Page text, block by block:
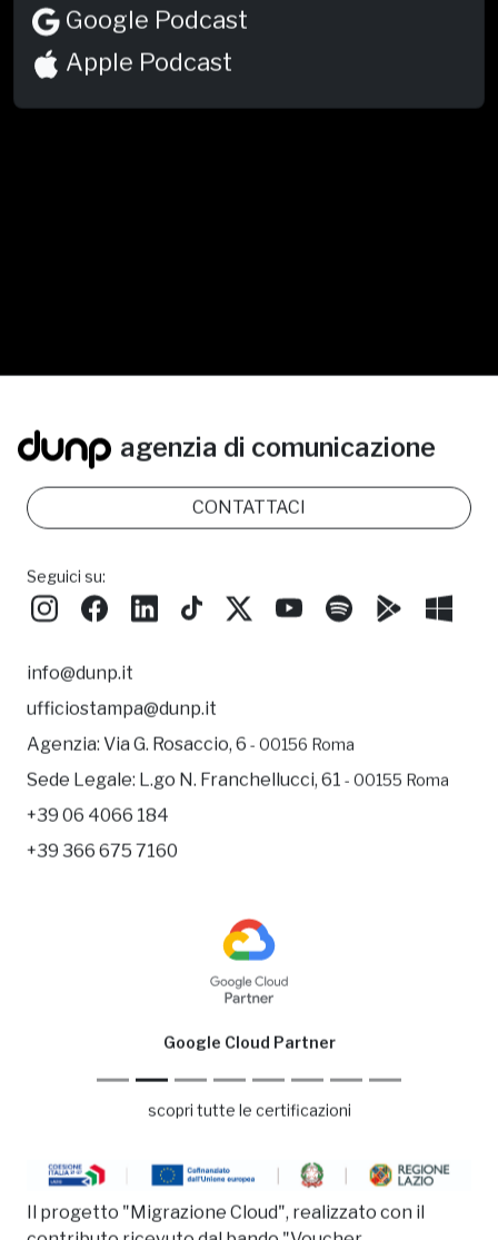
Google Podcast
Apple Podcast
agenzia di comunicazione
CONTATTACI
Seguici su:
info@dunp.it
ufficiostampa@dunp.it
Agenzia: Via G. Rosaccio, 6 - 00156 Roma
Sede Legale: L.go N. Franchellucci, 61 - 00155 Roma
+39 06 4066 184
+39 366 675 7160
Google Cloud Partner
scopri tutte le certificazioni
Il progetto "Migrazione Cloud", realizzato con il